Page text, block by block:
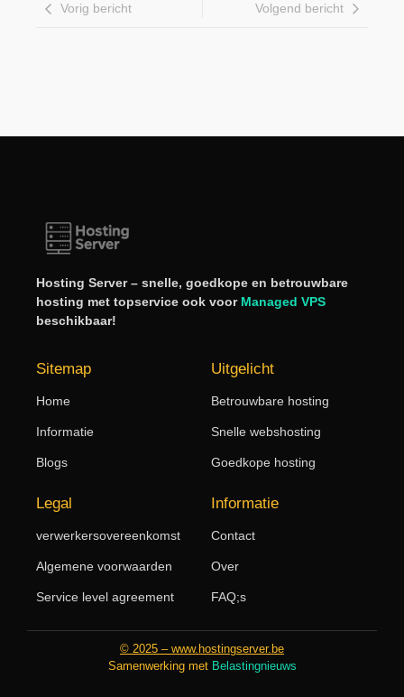
Vorig bericht Volgend bericht
Hosting Server – snelle, goedkope en betrouwbare
hosting met topservice ook voor Managed VPS
beschikbaar!
Sitemap
Home
Informatie
Blogs
Uitgelicht
Betrouwbare hosting
Snelle webshosting
Goedkope hosting
Legal
verwerkersovereenkomst
Algemene voorwaarden
Service level agreement
Informatie
Contact
Over
FAQ;s
© 2025 – www.hostingserver.be
Samenwerking met Belastingnieuws